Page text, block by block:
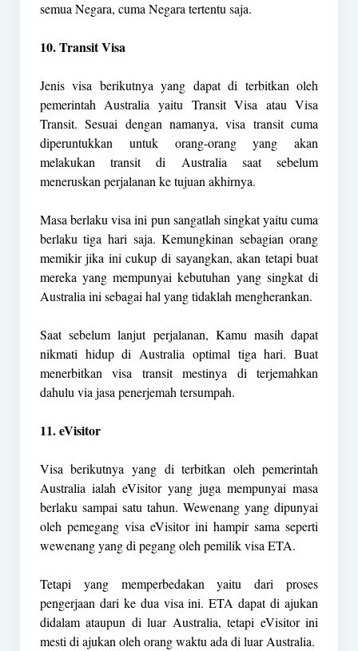
semua Negara, cuma Negara tertentu saja.
10. Transit Visa
Jenis visa berikutnya yang dapat di terbitkan oleh
pemerintah Australia yaitu Transit Visa atau Visa
Transit. Sesuai dengan namanya, visa transit cuma
diperuntukkan untuk orang-orang yang akan
melakukan transit di Australia saat sebelum
meneruskan perjalanan ke tujuan akhirnya.
Masa berlaku visa ini pun sangatlah singkat yaitu cuma
berlaku tiga hari saja. Kemungkinan sebagian orang
memikir jika ini cukup di sayangkan, akan tetapi buat
mereka yang mempunyai kebutuhan yang singkat di
Australia ini sebagai hal yang tidaklah mengherankan.
Saat sebelum lanjut perjalanan, Kamu masih dapat
nikmati hidup di Australia optimal tiga hari. Buat
menerbitkan visa transit mestinya di terjemahkan
dahulu via jasa penerjemah tersumpah.
11. eVisitor
Visa berikutnya yang di terbitkan oleh pemerintah
Australia ialah eVisitor yang juga mempunyai masa
berlaku sampai satu tahun. Wewenang yang dipunyai
oleh pemegang visa eVisitor ini hampir sama seperti
wewenang yang di pegang oleh pemilik visa ETA.
Tetapi yang memperbedakan yaitu dari proses
pengerjaan dari ke dua visa ini. ETA dapat di ajukan
didalam ataupun di luar Australia, tetapi eVisitor ini
mesti di ajukan oleh orang waktu ada di luar Australia.